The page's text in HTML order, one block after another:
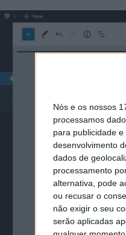
Nós e os nossos
processamos
para publicidade
desenvolvimento
dados de
processamento
alternativa, pode
ou recusar o
não exigir o seu
serão aplicadas